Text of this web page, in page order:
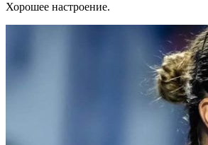
Хорошее настроение.